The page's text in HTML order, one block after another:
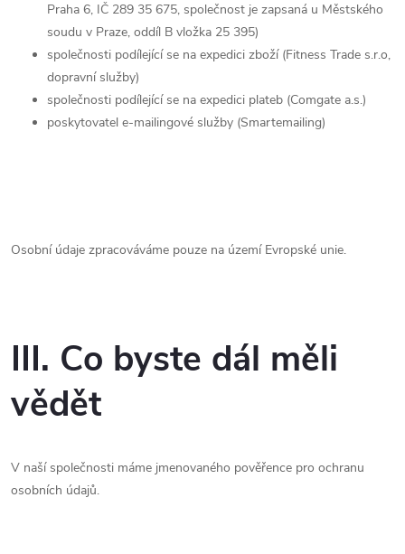
Praha 6, IČ 289 35 675, společnost je zapsaná u Městského
soudu v Praze, oddíl B vložka 25 395)
společnosti podílející se na expedici zboží (Fitness Trade s.r.o,
dopravní služby)
společnosti podílející se na expedici plateb (Comgate a.s.)
poskytovatel e-mailingové služby (Smartemailing)
Osobní údaje zpracováváme pouze na území Evropské unie.
III. Co byste dál měli
vědět
V naší společnosti máme jmenovaného pověřence pro ochranu
osobních údajů.